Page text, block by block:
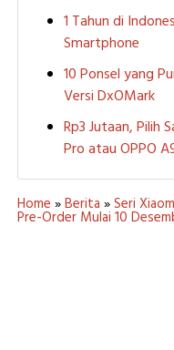
1 Tahun di
Smartphone
10 Ponsel yang
Versi DxOMark
Rp3 Jutaan, Pilih
Pro atau OPPO
Home »Berita »Seri
Pre-Order Mulai 10